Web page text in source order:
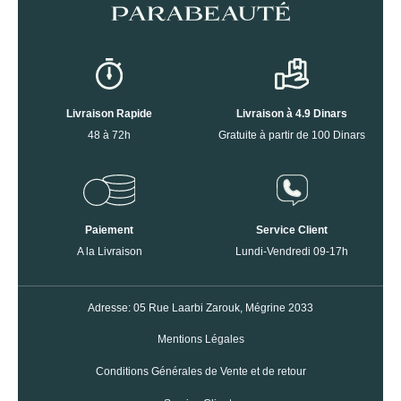
Livraison Rapide
48 à 72h
Livraison à 4.9 Dinars
Gratuite à partir de 100 Dinars
Paiement
A la Livraison
Service Client
Lundi-Vendredi 09-17h
Adresse: 05 Rue Laarbi Zarouk, Mégrine 2033
Mentions Légales
Conditions Générales de Vente et de retour